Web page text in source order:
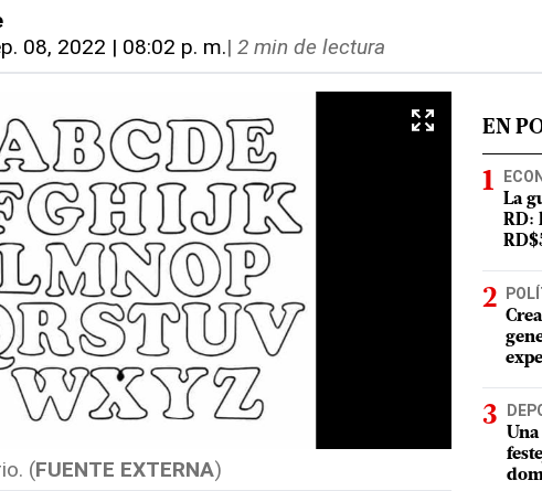
08, 2022 | 08:02 p. m.| 2 min de lectura
(FUENTE EXTERNA)
EN
La
RD: